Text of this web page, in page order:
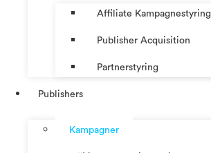
Affiliate Kampagnestyring
Publisher Acquisition
Partnerstyring
Publishers
Kampagner